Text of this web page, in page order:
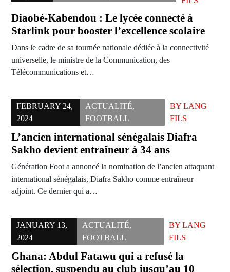
Diaobé-Kabendou : Le lycée connecté à
Starlink pour booster l’excellence scolaire
Dans le cadre de sa tournée nationale dédiée à la connectivité
universelle, le ministre de la Communication, des
Télécommunications et…
FEBRUARY 24,
2024
ACTUALITÉ,
FOOTBALL
BY LANG
FILS
L’ancien international sénégalais Diafra
Sakho devient entraîneur à 34 ans
Génération Foot a annoncé la nomination de l’ancien attaquant
international sénégalais, Diafra Sakho comme entraîneur
adjoint. Ce dernier qui a…
JANUARY 13,
2024
ACTUALITÉ,
FOOTBALL
BY LANG
FILS
Ghana: Abdul Fatawu qui a refusé la
sélection, suspendu au club jusqu’au 10